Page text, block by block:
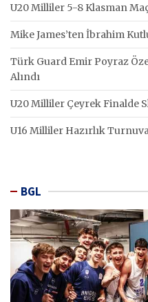
U20 Milliler 5-8 Klasman
Mike James’ten İbrahim
Türk Guard Emir Poyraz
Alındı
U20 Milliler Çeyrek Finalde
U16 Milliler Hazırlık
BGL